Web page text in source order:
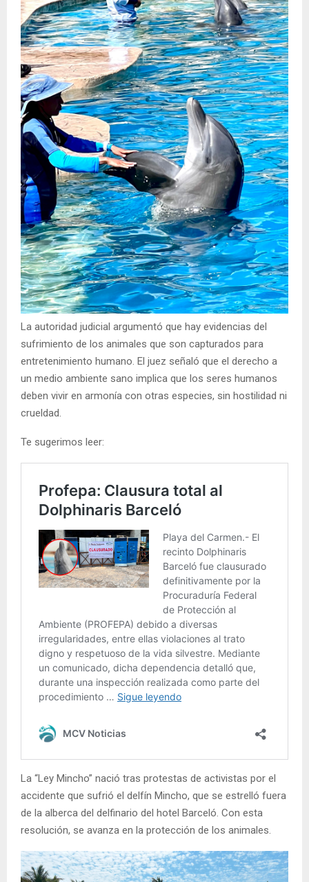
La autoridad judicial argumentó que hay evidencias del
sufrimiento de los animales que son capturados para
entretenimiento humano. El juez señaló que el derecho a
un medio ambiente sano implica que los seres humanos
deben vivir en armonía con otras especies, sin hostilidad ni
crueldad.
Te sugerimos leer:
La “Ley Mincho” nació tras protestas de activistas por el
accidente que sufrió el delfín Mincho, que se estrelló fuera
de la alberca del delfinario del hotel Barceló. Con esta
resolución, se avanza en la protección de los animales.